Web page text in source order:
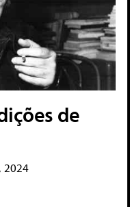
de
2024